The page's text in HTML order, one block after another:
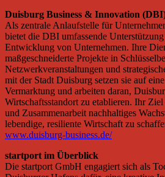
Duisburg Business & Innovation
Als zentrale Anlaufstelle für
bietet die DBI umfassende
Entwicklung von Unternehmen. Ihre
maßgeschneiderte Projekte in
Netzwerkveranstaltungen und
mit der Stadt Duisburg setzen sie auf
Vermarktung und arbeiten daran,
Wirtschaftsstandort zu etablieren. Ihr
und Zusammenarbeit nachhaltiges
lebendige, resiliente Wirtschaft zu
www.duisburg-business.de/
startport im Überblick
Die startport GmbH engagiert sich als